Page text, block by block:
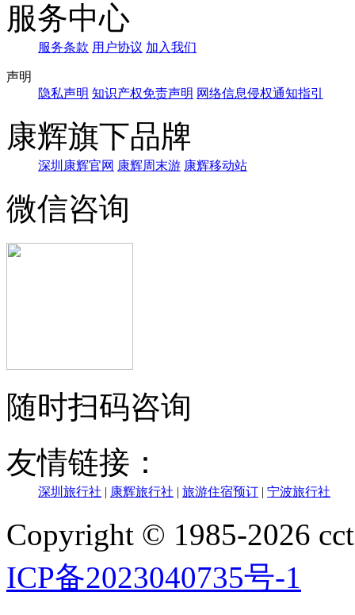
服务中心
服务条款 用户协议 加入我们
声明
隐私声明 知识产权免责声明 网络信息侵权通知指引
康辉旗下品牌
深圳康辉官网 康辉周末游 康辉移动站
微信咨询
随时扫码咨询
友情链接：
深圳旅行社 | 康辉旅行社 | 旅游住宿预订 | 宁波旅行社
Copyright © 1985-2026
ICP备2023040735号-1